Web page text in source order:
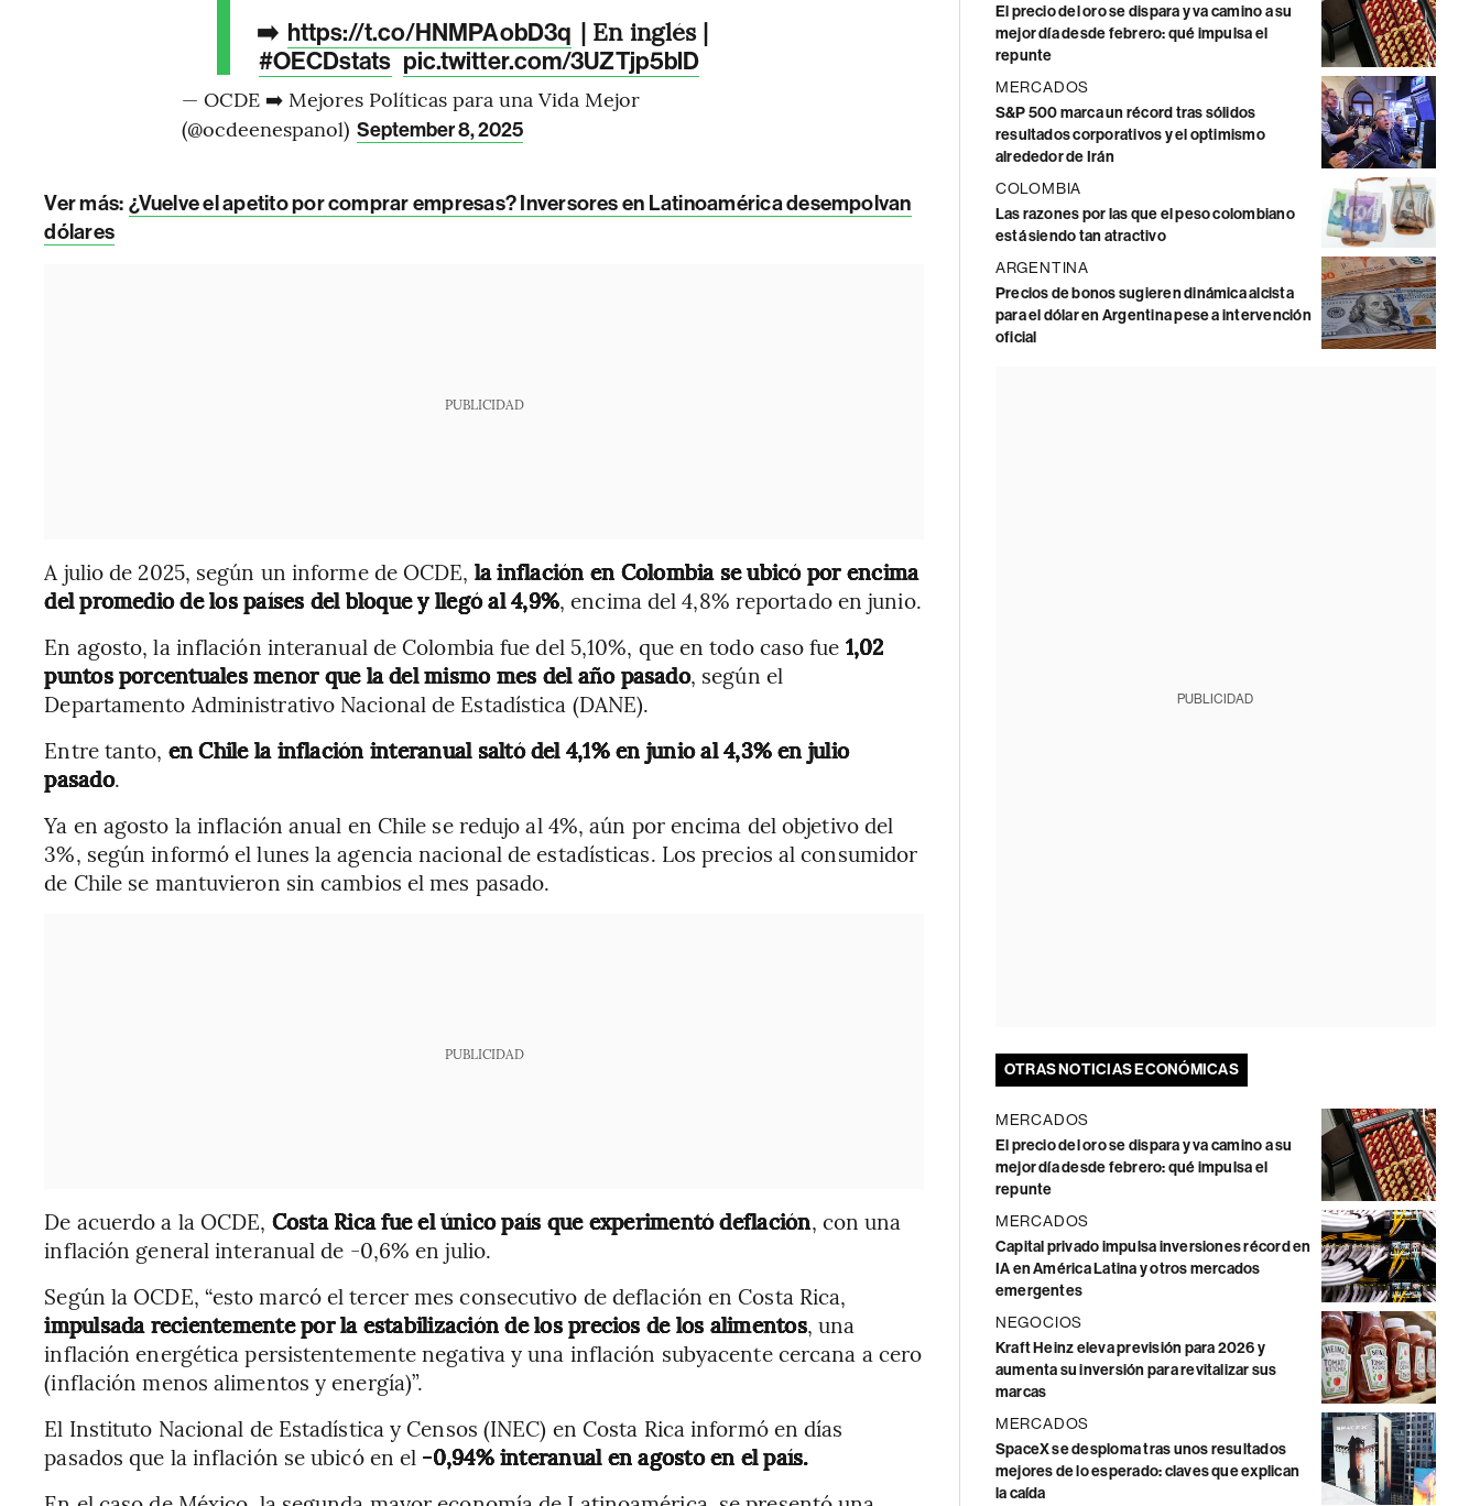
➡️ https://t.co/HNMPAobD3q | En inglés |
#OECDstats pic.twitter.com/3UZTjp5blD
— OCDE ➡️ Mejores Políticas para una Vida Mejor
(@ocdeenespanol) September 8, 2025
Ver más: ¿Vuelve el apetito por comprar empresas? Inversores en Latinoamérica desempolvan
dólares
PUBLICIDAD
A julio de 2025, según un informe de OCDE, la inflación en Colombia se ubicó por encima
del promedio de los países del bloque y llegó al 4,9%, encima del 4,8% reportado en junio.
En agosto, la inflación interanual de Colombia fue del 5,10%, que en todo caso fue 1,02
puntos porcentuales menor que la del mismo mes del año pasado, según el
Departamento Administrativo Nacional de Estadística (DANE).
Entre tanto, en Chile la inflación interanual saltó del 4,1% en junio al 4,3% en julio
pasado.
Ya en agosto la inflación anual en Chile se redujo al 4%, aún por encima del objetivo del
3%, según informó el lunes la agencia nacional de estadísticas. Los precios al consumidor
de Chile se mantuvieron sin cambios el mes pasado.
PUBLICIDAD
De acuerdo a la OCDE, Costa Rica fue el único país que experimentó deflación, con una
inflación general interanual de -0,6% en julio.
Según la OCDE, “esto marcó el tercer mes consecutivo de deflación en Costa Rica,
impulsada recientemente por la estabilización de los precios de los alimentos, una
inflación energética persistentemente negativa y una inflación subyacente cercana a cero
(inflación menos alimentos y energía)”.
El Instituto Nacional de Estadística y Censos (INEC) en Costa Rica informó en días
pasados que la inflación se ubicó en el -0,94% interanual en agosto en el país.
El precio del oro se dispara y va camino a su
mejor día desde febrero: qué impulsa el
repunte
MERCADOS
S&P 500 marca un récord tras sólidos
resultados corporativos y el optimismo
alrededor de Irán
COLOMBIA
Las razones por las que el peso colombiano
está siendo tan atractivo
ARGENTINA
Precios de bonos sugieren dinámica alcista
para el dólar en Argentina pese a intervención
oficial
PUBLICIDAD
OTRAS NOTICIAS ECONÓMICAS
MERCADOS
El precio del oro se dispara y va camino a su
mejor día desde febrero: qué impulsa el
repunte
MERCADOS
Capital privado impulsa inversiones récord en
IA en América Latina y otros mercados
emergentes
NEGOCIOS
Kraft Heinz eleva previsión para 2026 y
aumenta su inversión para revitalizar sus
marcas
MERCADOS
SpaceX se desploma tras unos resultados
mejores de lo esperado: claves que explican
la caída